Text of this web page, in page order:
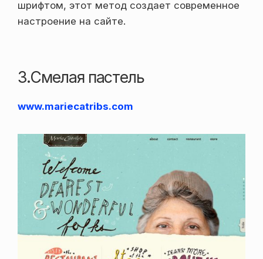
шрифтом, этот метод создает современное
настроение на сайте.
3.Смелая пастель
www.mariecatribs.com